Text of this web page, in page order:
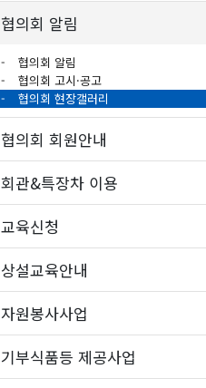
협의회 알림
협의회 알림
협의회 고시·공고
협의회 현장갤러리
협의회 회원안내
회관&특장차 이용
교육신청
상설교육안내
자원봉사사업
기부식품등 제공사업